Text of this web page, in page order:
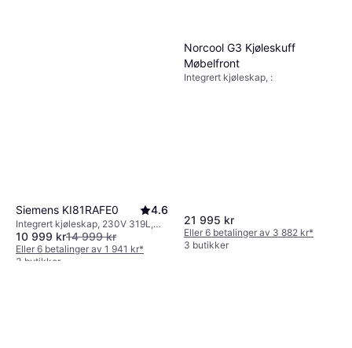
Siemens KI81RAFE0 4.6
Integrert kjøleskap, 230V 319L,
Bredde: 60cm, Høyde: 177.2cm
10 999 kr14 999 kr
Eller 6 betalinger av 1 941 kr*
3 butikker
Norcool G3 Kjøleskuff
Møbelfront
Integrert kjøleskap, :
21 995 kr
Eller 6 betalinger av 3 882 kr*
3 butikker